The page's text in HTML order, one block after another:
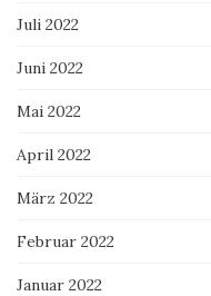
Juli 2022
Juni 2022
Mai 2022
April 2022
März 2022
Februar 2022
Januar 2022